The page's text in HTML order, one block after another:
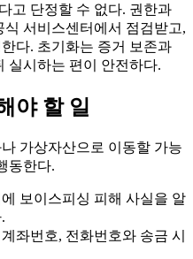
고 단정할 수 없다. 권한과
서비스센터에서 점검받고,
다. 초기화는 증거 보존과
실시하는 편이 안전하다.
야 할 일
가상자산으로 이동할 가능
동한다.
보이스피싱 피해 사실을 알
좌번호, 전화번호와 송금 시